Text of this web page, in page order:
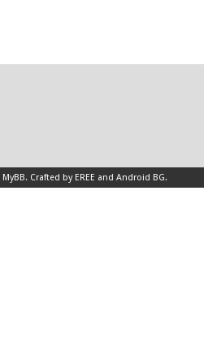
MyBB. Crafted by EREE and Android BG.